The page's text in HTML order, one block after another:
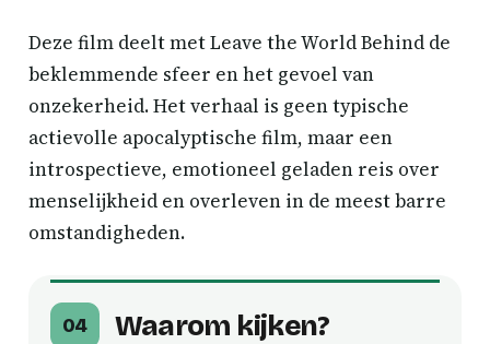
Deze film deelt met Leave the World Behind de
beklemmende sfeer en het gevoel van
onzekerheid. Het verhaal is geen typische
actievolle apocalyptische film, maar een
introspectieve, emotioneel geladen reis over
menselijkheid en overleven in de meest barre
omstandigheden.
04 Waarom kijken?